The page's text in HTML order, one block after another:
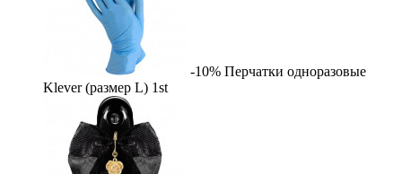
-10% Перчатки одноразовые
Klever (размер L) 1st